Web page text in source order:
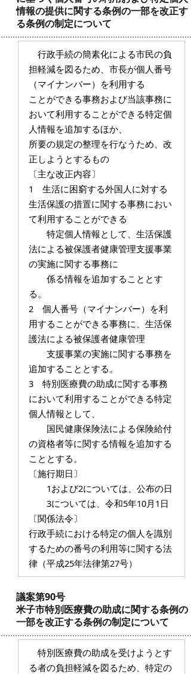
情報の提供に関する条例の一部を改正す
る条例の制定について
行政手続の簡素化による市民の負
担軽減を図るため、市長が個人番号
（マイナンバー）を利用する
ことができる事務および当該事務に
おいて利用することができる特定個
人情報を追加するほか、
所要の規定の整理を行なうため、改
正しようとするもの
〔主な改正内容〕
1 生活に困窮する外国人に対する
生活保護の措置に関する事務におい
て利用することができる
特定個人情報として、生活保護
法による被保護者健康管理支援事業
の実施に関する事務に
係る情報を追加することとす
る。
2 個人番号（マイナンバー）を利
用することができる事務に、生活保
護法による被保護者健康管理
支援事業の実施に関する事務を
追加することとする。
3 特別医療費の助成に関する事務
において利用することができる特定
個人情報として、
国民健康保険法による保険給付
の資格者等に関する情報を追加する
こととする。
〔施行期日〕
1および2については、公布の日
3については、令和5年10月1日
〔関係法令〕
行政手続における特定の個人を識別
するための番号の利用等に関する法
律（平成25年法律第27号）
議案第90号
米子市特別医療費の助成に関する条例の
一部を改正する条例の制定について
特別医療費の助成を受けようとす
る者の負担軽減を図るため、特定の